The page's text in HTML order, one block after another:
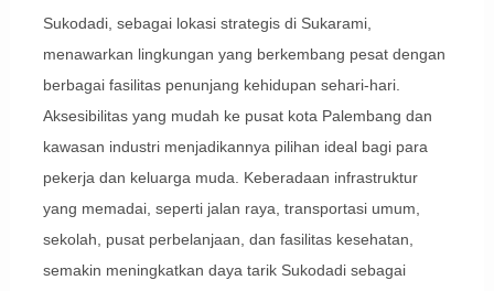
Sukodadi, sebagai lokasi strategis di Sukarami,
menawarkan lingkungan yang berkembang pesat dengan
berbagai fasilitas penunjang kehidupan sehari-hari.
Aksesibilitas yang mudah ke pusat kota Palembang dan
kawasan industri menjadikannya pilihan ideal bagi para
pekerja dan keluarga muda. Keberadaan infrastruktur
yang memadai, seperti jalan raya, transportasi umum,
sekolah, pusat perbelanjaan, dan fasilitas kesehatan,
semakin meningkatkan daya tarik Sukodadi sebagai